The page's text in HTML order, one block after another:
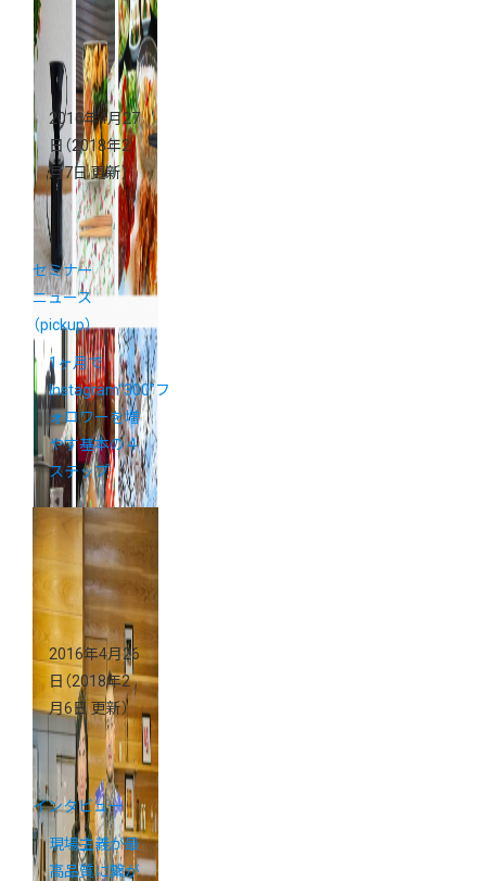
７選
2016年4月27
日 （2018年2
月7日 更新）
セミナー
ニュース
（pickup）
1ヶ月で
Instagram“300”フ
ォロワーを増
やす基本の４
ステップ
2016年4月26
日 （2018年2
月6日 更新）
インタビュー
現場主義が最
高品質に繋が